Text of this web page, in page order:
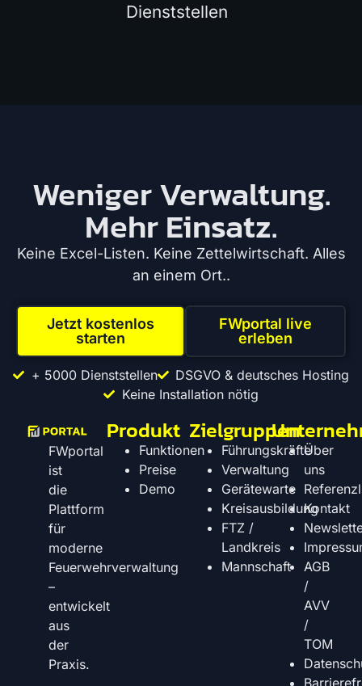
Dienststellen
Weniger Verwaltung.
Mehr Einsatz.
Keine Excel-Listen. Keine Zettelwirtschaft. Alles
an einem Ort..
Jetzt kostenlos
starten
FWportal live
erleben
+ 5000 Dienststellen
DSGVO & deutsches Hosting
Keine Installation nötig
FWportal
ist
die
Plattform
für
moderne
Feuerwehrverwaltung
–
entwickelt
aus
der
Praxis.
Produkt
Funktionen
Preise
Demo
Zielgruppen
Führungskräfte
Verwaltung
Gerätewarte
Kreisausbildung
FTZ /
Landkreis
Mannschaft
Über
uns
Kontakt
AGB
/
AVV
/
TOM